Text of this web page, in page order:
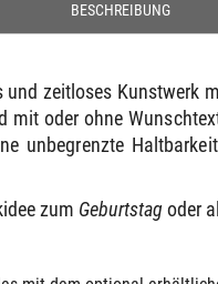
BESCHREIBUNG
und zeitloses Kunstwerk
mit oder ohne
unbegrenzte
zum Geburtstagoder